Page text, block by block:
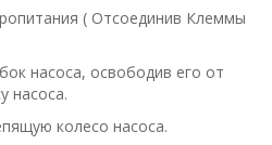
( Отсоединив Клеммы
насоса, освободив его от
насоса.
колесо насоса.